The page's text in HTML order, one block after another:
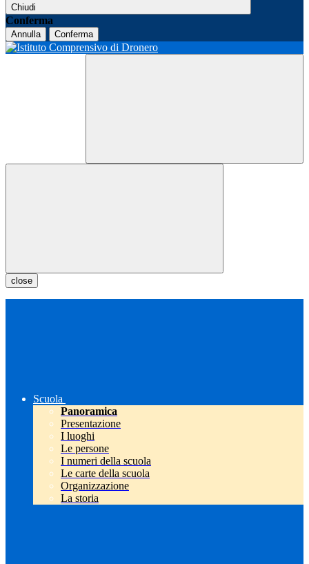
Chiudi
Conferma
Annulla Conferma
close
Scuola
Panoramica
Presentazione
I luoghi
Le persone
I numeri della scuola
Le carte della scuola
Organizzazione
La storia